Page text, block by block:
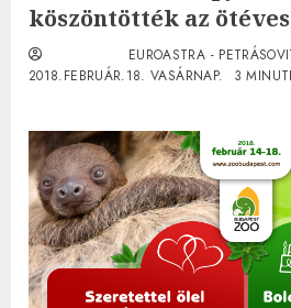
köszöntötték az
EUROASTRA -
2018.FEBRUÁR.18. VASÁRNAP.
3